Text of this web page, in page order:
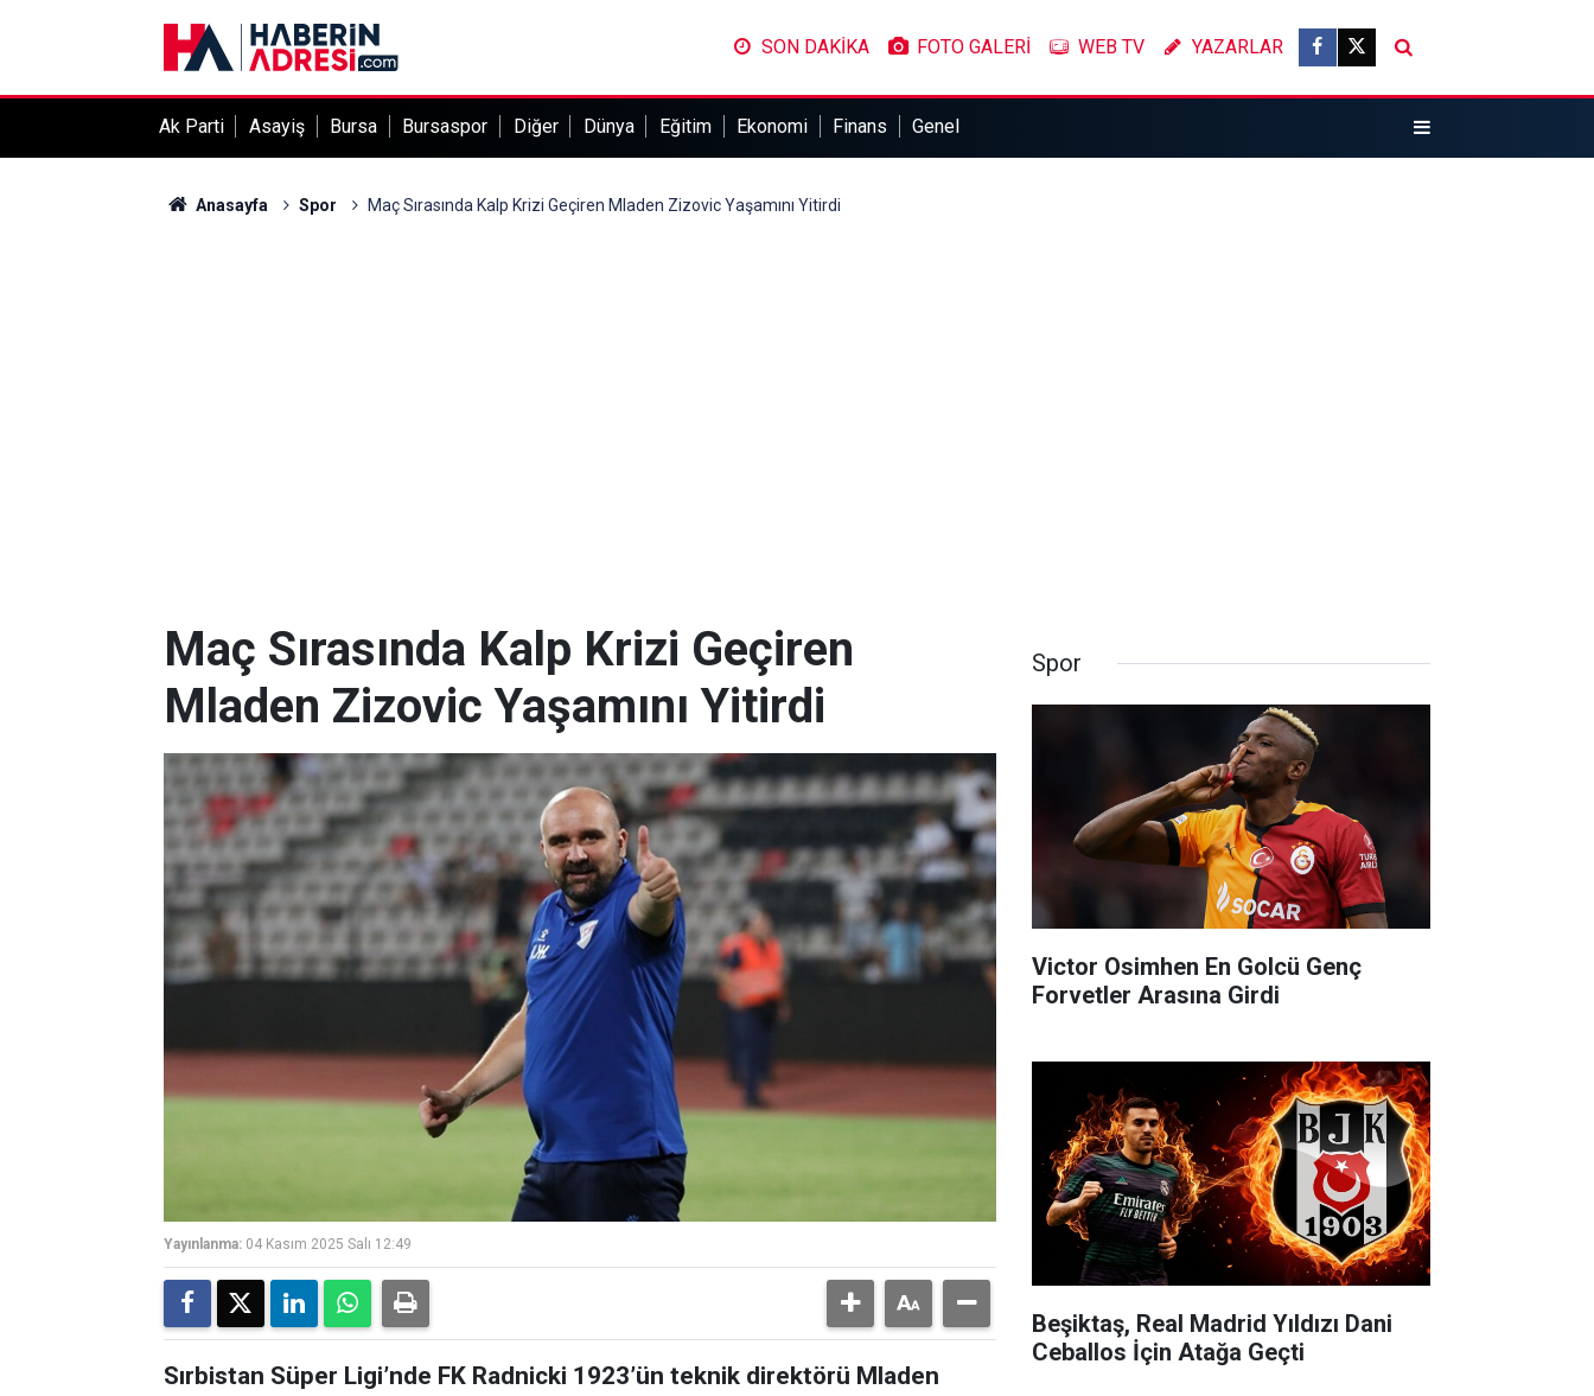
SON DAKİKA FOTO GALERİ WEB TV YAZARLAR
Ak Parti Asayiş Bursa Bursaspor Diğer Dünya Eğitim Ekonomi Finans Genel
Anasayfa Spor Maç Sırasında Kalp Krizi Geçiren Mladen Zizovic Yaşamını Yitirdi
Maç Sırasında Kalp Krizi Geçiren
Mladen Zizovic Yaşamını Yitirdi
Yayınlanma: 04 Kasım 2025 Salı 12:49
Sırbistan Süper Ligi’nde FK Radnicki 1923’ün teknik direktörü Mladen
Spor
Victor Osimhen En Golcü Genç
Forvetler Arasına Girdi
Beşiktaş, Real Madrid Yıldızı Dani
Ceballos İçin Atağa Geçti